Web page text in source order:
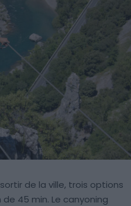
de la ville, trois options
45 min. Le canyoning